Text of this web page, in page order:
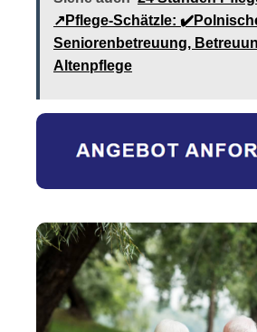
↗️Pflege-Schätzle:
Seniorenbetreuung,
Altenpflege